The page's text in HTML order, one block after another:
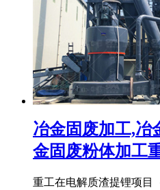
冶金固废加工,冶
金固废粉体加工
重工在电解质渣提锂项目